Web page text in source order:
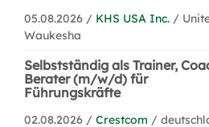
05.08.2026 / KHS USA Inc. /
Waukesha
Selbstständig als Trainer,
Berater (m/w/d) für
Führungskräfte
02.08.2026 / Crestcom /